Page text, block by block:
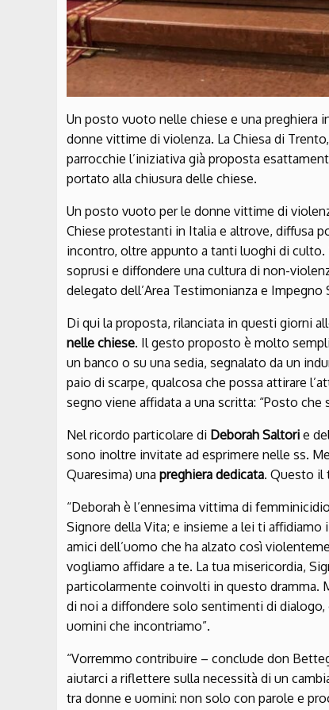
Un posto vuoto nelle chiese e una preghiera
donne vittime di violenza. La Chiesa di
parrocchie l’iniziativa già proposta
portato alla chiusura delle chiese.
Un posto vuoto per le donne vittime di
Chiese protestanti in Italia e altrove, diffusa
incontro, oltre appunto a tanti luoghi di culto.
soprusi e diffondere una cultura di non-
delegato dell’Area Testimonianza e
Di qui la proposta, rilanciata in questi giorni
nelle chiese. Il gesto proposto è molto
un banco o su una sedia, segnalato da un
paio di scarpe, qualcosa che possa attirare
segno viene affidata a una scritta: “Posto
Nel ricordo particolare di Deborah Saltori e
sono inoltre invitate ad esprimere nelle ss.
Quaresima) una preghiera dedicata. Questo il
“Deborah è l’ennesima vittima di
Signore della Vita; e insieme a lei ti
amici dell’uomo che ha alzato così
vogliamo affidare a te. La tua misericordia,
particolarmente coinvolti in questo dramma.
di noi a diffondere solo sentimenti di
uomini che incontriamo”.
“Vorremmo contribuire – conclude don
aiutarci a riflettere sulla necessità di un
tra donne e uomini: non solo con parole e